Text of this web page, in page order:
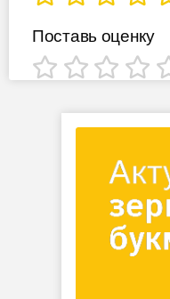
Поставь оценку